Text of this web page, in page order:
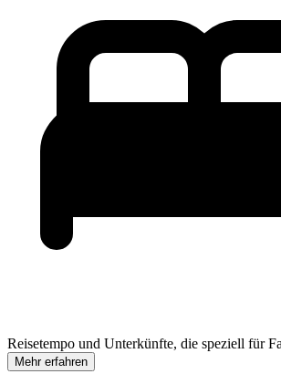
Reisetempo und Unterkünfte, die speziell für
Mehr erfahren